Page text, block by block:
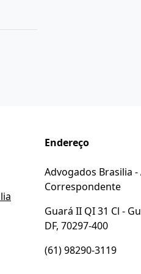
Endereço
Advogados Brasilia
Correspondente
Guará II QI 31 Cl -
DF, 70297-400
(61) 98290-3119